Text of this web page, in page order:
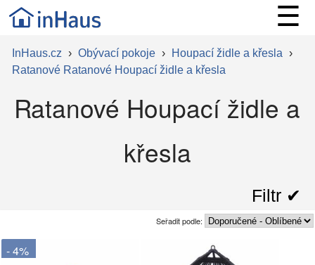
☰
InHaus.cz › Obývací pokoje › Houpací židle a křesla ›
Ratanové Ratanové Houpací židle a křesla
Ratanové Houpací židle a
křesla
Filtr ✔︎
Seřadit podle:
- 4%